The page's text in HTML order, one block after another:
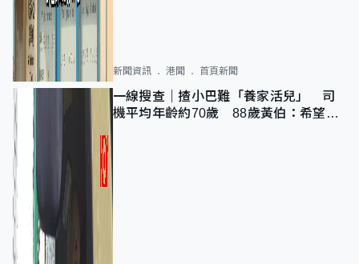
新聞資訊 港聞 首頁新聞
一線搜查｜揸小巴難「養家活兒」 司
機平均年齡約70歲 88歲黃伯：希望一